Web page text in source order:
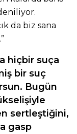
da biz sana
hiçbir suça
bir suç
Bugün
sertleştiğini,
gasp